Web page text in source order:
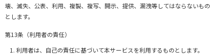
壊、滅失、公表、利用、複製、複写、開示、提供、漏洩等してはならないもの
とします。
第13条（利用者の責任）
利用者は、自己の責任に基づいて本サービスを利用するものとします。